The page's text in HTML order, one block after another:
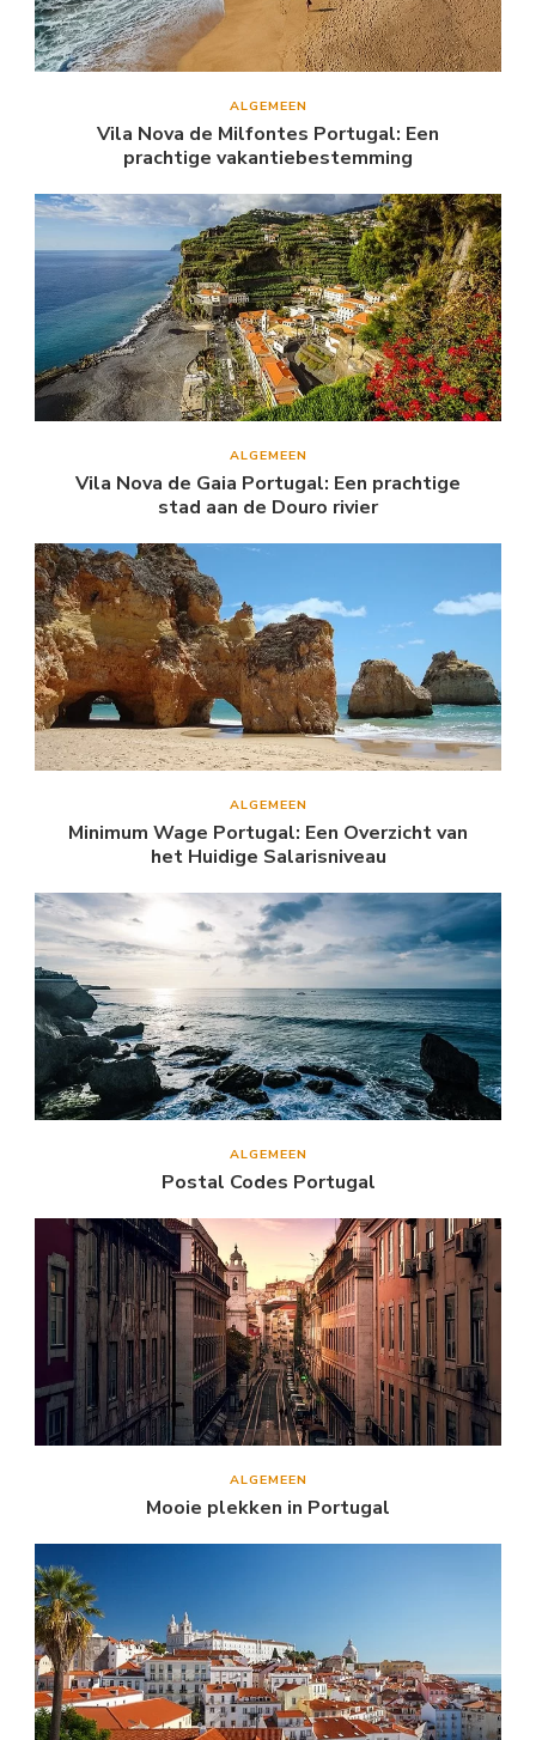
ALGEMEEN
Vila Nova de Milfontes Portugal: Een
prachtige vakantiebestemming
ALGEMEEN
Vila Nova de Gaia Portugal: Een prachtige
stad aan de Douro rivier
ALGEMEEN
Minimum Wage Portugal: Een Overzicht van
het Huidige Salarisniveau
ALGEMEEN
Postal Codes Portugal
ALGEMEEN
Mooie plekken in Portugal